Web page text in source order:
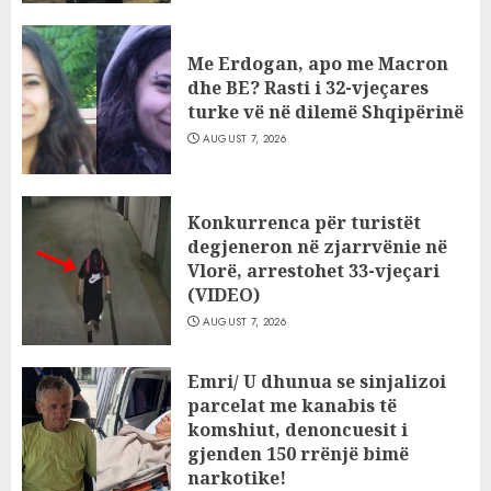
Me Erdogan, apo me Macron
dhe BE? Rasti i 32-vjeçares
turke vë në dilemë Shqipërinë
AUGUST 7, 2026
Konkurrenca për turistët
degjeneron në zjarrvënie në
Vlorë, arrestohet 33-vjeçari
(VIDEO)
AUGUST 7, 2026
Emri/ U dhunua se sinjalizoi
parcelat me kanabis të
komshiut, denoncuesit i
gjenden 150 rrënjë bimë
narkotike!